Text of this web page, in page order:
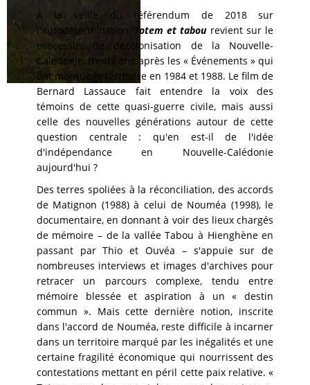
À la veille du référendum de 2018 sur
l'autodétermination, Totem et tabourevient sur le
processus de décolonisation de la Nouvelle-
Calédonie, trente ans après les « Événements » qui
ont marqué le territoire en 1984 et 1988. Le film de
Bernard Lassauce fait entendre la voix des
témoins de cette quasi-guerre civile, mais aussi
celle des nouvelles générations autour de cette
question centrale : qu'en est-il de l'idée
d'indépendance en Nouvelle-Calédonie
aujourd'hui ?
Des terres spoliées à la réconciliation, des accords
de Matignon (1988) à celui de Nouméa (1998), le
documentaire, en donnant à voir des lieux chargés
de mémoire – de la vallée Tabou à Hienghène en
passant par Thio et Ouvéa – s'appuie sur de
nombreuses interviews et images d'archives pour
retracer un parcours complexe, tendu entre
mémoire blessée et aspiration à un « destin
commun ». Mais cette dernière notion, inscrite
dans l'accord de Nouméa, reste difficile à incarner
dans un territoire marqué par les inégalités et une
certaine fragilité économique qui nourrissent des
contestations mettant en péril cette paix relative. «